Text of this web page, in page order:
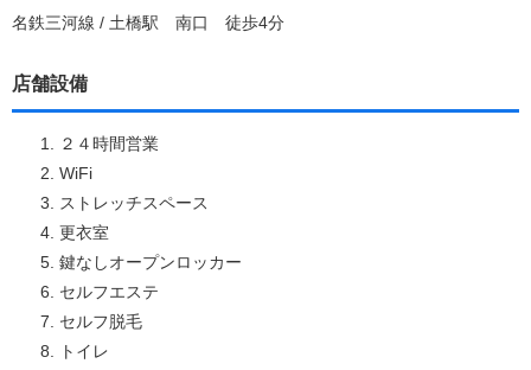
名鉄三河線 / 土橋駅 南口 徒歩4分
店舗設備
２４時間営業
WiFi
ストレッチスペース
更衣室
鍵なしオープンロッカー
セルフエステ
セルフ脱毛
トイレ